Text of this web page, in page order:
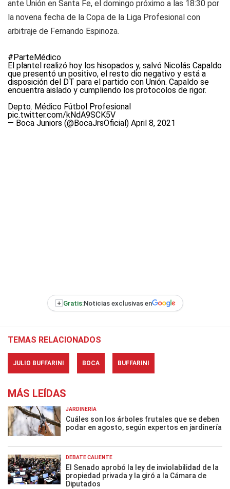
ante Unión en Santa Fe, el domingo próximo a las 18:30 por
la novena fecha de la Copa de la Liga Profesional con
arbitraje de Fernando Espinoza.
#ParteMédico
El plantel realizó hoy los hisopados y, salvó Nicolás Capaldo
que presentó un positivo, el resto dio negativo y está a
disposición del DT para el partido con Unión. Capaldo se
encuentra aislado y cumpliendo los protocolos de rigor.
Depto. Médico Fútbol Profesional
pic.twitter.com/kNdA9SCK5V
— Boca Juniors (@BocaJrsOficial) April 8, 2021
+ Gratis:Noticias exclusivas en
TEMAS RELACIONADOS
JULIO BUFFARINI BOCA BUFFARINI
MÁS LEÍDAS
JARDINERÍA
Cuáles son los árboles frutales que se deben
podar en agosto, según expertos en jardinería
DEBATE CALIENTE
El Senado aprobó la ley de inviolabilidad de la
propiedad privada y la giró a la Cámara de
Diputados